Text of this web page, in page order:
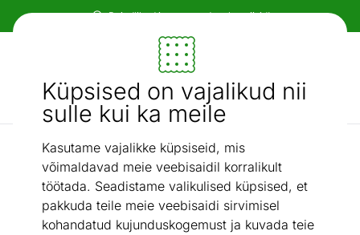
Küpsised on vajalikud nii
sulle kui ka meile
Kasutame vajalikke küpsiseid, mis
võimaldavad meie veebisaidil korralikult
töötada. Seadistame valikulised küpsised, et
pakkuda teile meie veebisaidi sirvimisel
kohandatud kujunduskogemust ja kuvada teie
Paindlikud ja mugavad makseviisid!
Mööbel ja sisustus - ON24
Otsi...
AI otsing
Köögivalamud / Valamu Teka Radea R10 50.40 M-TG valge